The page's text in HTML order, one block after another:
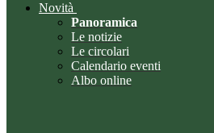
Novità
Panoramica
Le notizie
Le circolari
Calendario eventi
Albo online